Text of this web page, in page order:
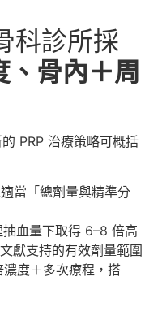
科診所採
、骨內＋周
PRP 治療策略可概括
當「總劑量與精準分
血量下取得 6–8 倍高
獻支持的有效劑量範圍
度＋多次療程，搭